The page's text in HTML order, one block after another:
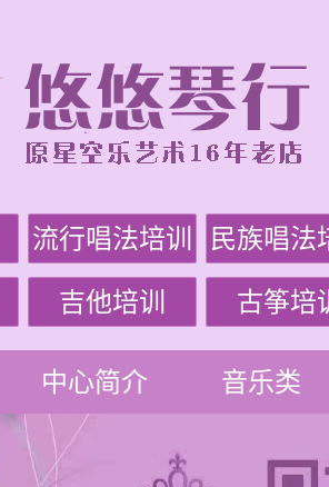
流行唱法培训 民族唱法
吉他培训 古筝培
中心简介 音乐类